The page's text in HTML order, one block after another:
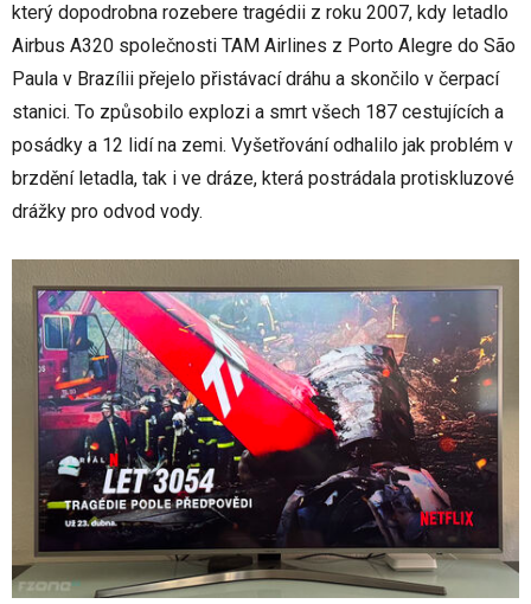
který dopodrobna rozebere tragédii z roku 2007, kdy letadlo
Airbus A320 společnosti TAM Airlines z Porto Alegre do São
Paula v Brazílii přejelo přistávací dráhu a skončilo v čerpací
stanici. To způsobilo explozi a smrt všech 187 cestujících a
posádky a 12 lidí na zemi. Vyšetřování odhalilo jak problém v
brzdění letadla, tak i ve dráze, která postrádala protiskluzové
drážky pro odvod vody.